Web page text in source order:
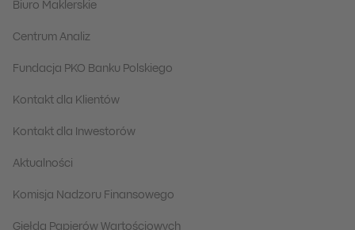
Biuro Maklerskie
Centrum Analiz
Fundacja PKO Banku Polskiego
Kontakt dla Klientów
Kontakt dla Inwestorów
Aktualności
Komisja Nadzoru Finansowego
Giełda Papierów Wartościowych